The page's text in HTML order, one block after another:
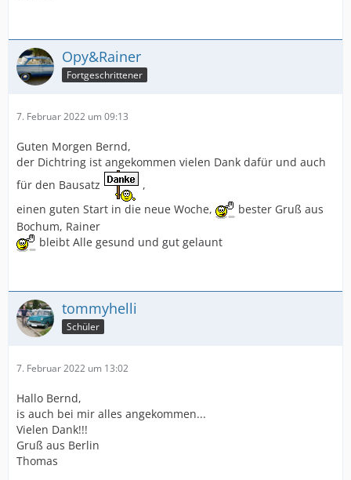
Opy&Rainer
Fortgeschrittener
7. Februar 2022 um 09:13
Guten Morgen Bernd,
der Dichtring ist angekommen vielen Dank dafür und auch
für den Bausatz
,
einen guten Start in die neue Woche,
bester Gruß aus
Bochum, Rainer
bleibt Alle gesund und gut gelaunt
tommyhelli
Schüler
7. Februar 2022 um 13:02
Hallo Bernd,
is auch bei mir alles angekommen...
Vielen Dank!!!
Gruß aus Berlin
Thomas